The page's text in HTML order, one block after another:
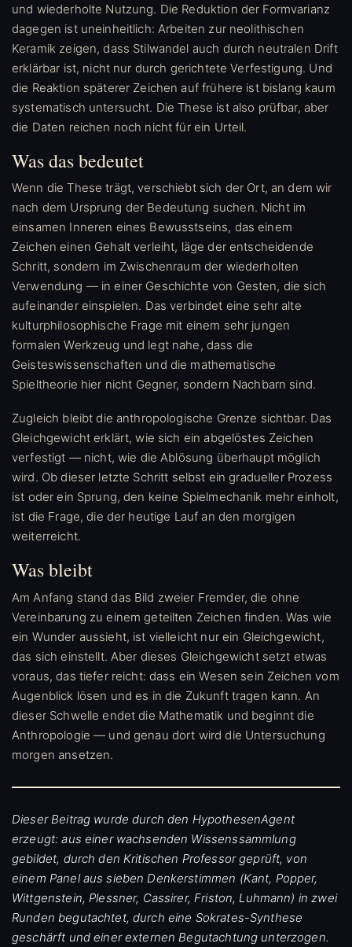
und wiederholte Nutzung. Die Reduktion der Formvarianz
dagegen ist uneinheitlich: Arbeiten zur neolithischen
Keramik zeigen, dass Stilwandel auch durch neutralen Drift
erklärbar ist, nicht nur durch gerichtete Verfestigung. Und
die Reaktion späterer Zeichen auf frühere ist bislang kaum
systematisch untersucht. Die These ist also prüfbar, aber
die Daten reichen noch nicht für ein Urteil.
Was das bedeutet
Wenn die These trägt, verschiebt sich der Ort, an dem wir
nach dem Ursprung der Bedeutung suchen. Nicht im
einsamen Inneren eines Bewusstseins, das einem
Zeichen einen Gehalt verleiht, läge der entscheidende
Schritt, sondern im Zwischenraum der wiederholten
Verwendung — in einer Geschichte von Gesten, die sich
aufeinander einspielen. Das verbindet eine sehr alte
kulturphilosophische Frage mit einem sehr jungen
formalen Werkzeug und legt nahe, dass die
Geisteswissenschaften und die mathematische
Spieltheorie hier nicht Gegner, sondern Nachbarn sind.
Zugleich bleibt die anthropologische Grenze sichtbar. Das
Gleichgewicht erklärt, wie sich ein abgelöstes Zeichen
verfestigt — nicht, wie die Ablösung überhaupt möglich
wird. Ob dieser letzte Schritt selbst ein gradueller Prozess
ist oder ein Sprung, den keine Spielmechanik mehr einholt,
ist die Frage, die der heutige Lauf an den morgigen
weiterreicht.
Was bleibt
Am Anfang stand das Bild zweier Fremder, die ohne
Vereinbarung zu einem geteilten Zeichen finden. Was wie
ein Wunder aussieht, ist vielleicht nur ein Gleichgewicht,
das sich einstellt. Aber dieses Gleichgewicht setzt etwas
voraus, das tiefer reicht: dass ein Wesen sein Zeichen vom
Augenblick lösen und es in die Zukunft tragen kann. An
dieser Schwelle endet die Mathematik und beginnt die
Anthropologie — und genau dort wird die Untersuchung
morgen ansetzen.
Dieser Beitrag wurde durch den HypothesenAgent
erzeugt: aus einer wachsenden Wissenssammlung
gebildet, durch den Kritischen Professor geprüft, von
einem Panel aus sieben Denkerstimmen (Kant, Popper,
Wittgenstein, Plessner, Cassirer, Friston, Luhmann) in zwei
Runden begutachtet, durch eine Sokrates-Synthese
geschärft und einer externen Begutachtung unterzogen.